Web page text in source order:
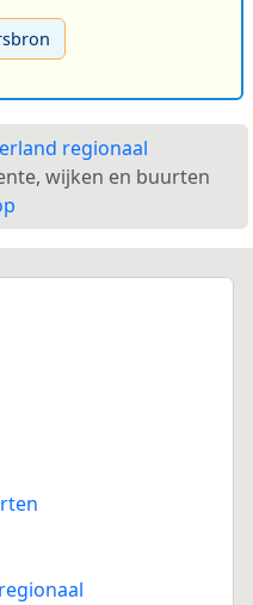
regionaal
wijken en buurten